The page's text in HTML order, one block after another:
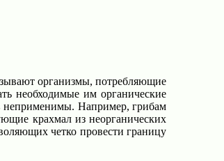
организмы, потребляющие
необходимые им органические
неприменимы. Например, грибам
крахмал из неорганических
четко провести границу